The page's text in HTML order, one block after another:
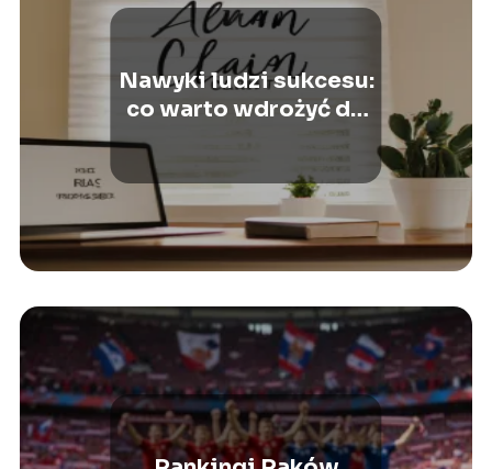
Nawyki ludzi sukcesu:
co warto wdrożyć do